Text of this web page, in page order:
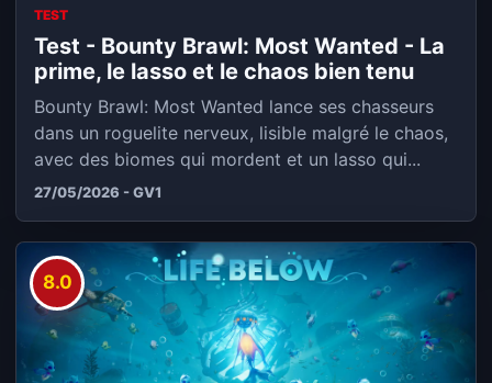
TEST
Test - Bounty Brawl: Most Wanted - La
prime, le lasso et le chaos bien tenu
Bounty Brawl: Most Wanted lance ses chasseurs
dans un roguelite nerveux, lisible malgré le chaos,
avec des biomes qui mordent et un lasso qui...
27/05/2026 - GV1
8.0